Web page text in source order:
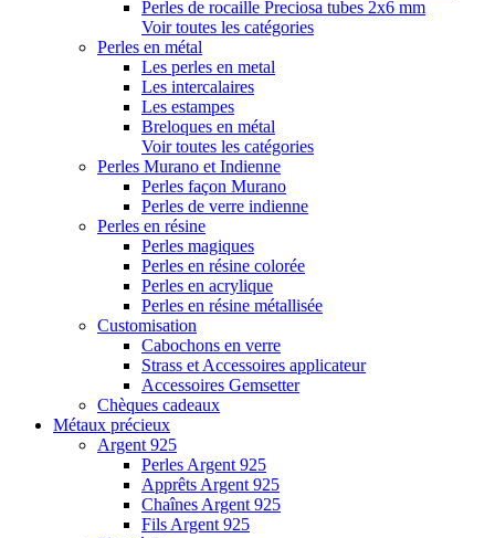
Perles de rocaille Preciosa tubes 2x6 mm
Voir toutes les catégories
Perles en métal
Les perles en metal
Les intercalaires
Les estampes
Breloques en métal
Voir toutes les catégories
Perles Murano et Indienne
Perles façon Murano
Perles de verre indienne
Perles en résine
Perles magiques
Perles en résine colorée
Perles en acrylique
Perles en résine métallisée
Customisation
Cabochons en verre
Strass et Accessoires applicateur
Accessoires Gemsetter
Chèques cadeaux
Métaux précieux
Argent 925
Perles Argent 925
Apprêts Argent 925
Chaînes Argent 925
Fils Argent 925